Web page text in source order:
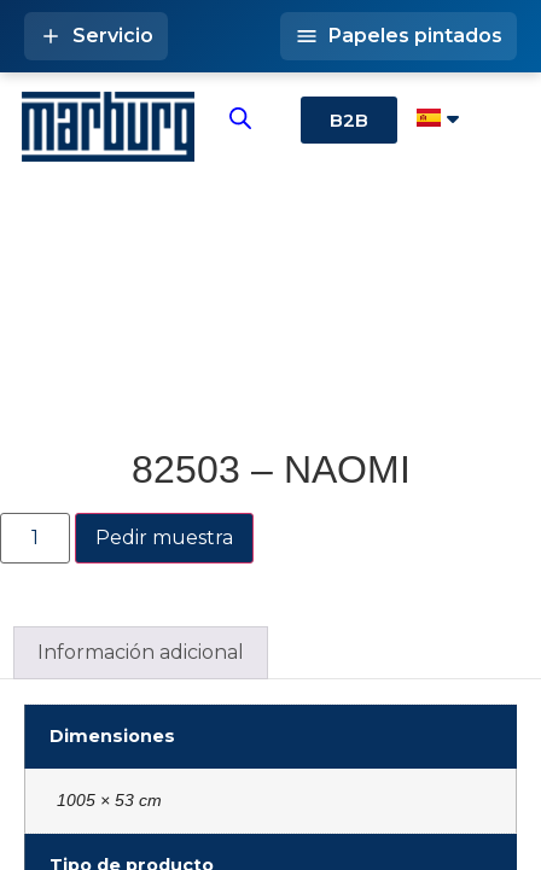
B2B
Servicio Papeles pintados
82503 – NAOMI
Pedir muestra
Información adicional
Dimensiones
1005 × 53 cm
Tipo de producto